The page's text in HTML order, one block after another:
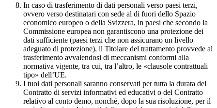
In caso di trasferimento di dati personali verso paesi terzi,
ovvero verso destinatari con sede al di fuori dello Spazio
economico europeo o della Svizzera, in paesi che secondo la
Commissione europea non garantiscono una protezione dei
dati sufficiente (paesi terzi che non assicurano un livello
adeguato di protezione), il Titolare del trattamento provvede al
trasferimento avvalendosi di meccanismi conformi alla
normativa vigente, tra cui, tra l’altro, le «clausole contrattuali
tipo» dell’UE.
I tuoi dati personali saranno conservati per tutta la durata del
Contratto di servizi informativi ed educativi o del Contratto
relativo al conto demo, nonché, dopo la sua risoluzione, per il